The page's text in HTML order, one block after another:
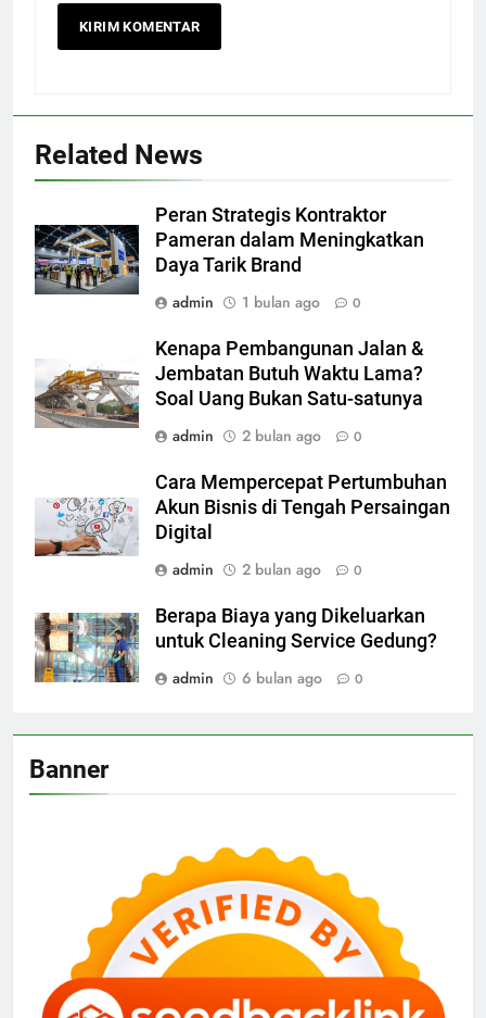
Related News
Peran Strategis Kontraktor
Pameran dalam Meningkatkan
Daya Tarik Brand
admin
1 bulan ago 0
Kenapa Pembangunan Jalan &
Jembatan Butuh Waktu Lama?
Soal Uang Bukan Satu-satunya
admin
2 bulan ago 0
Cara Mempercepat Pertumbuhan
Akun Bisnis di Tengah Persaingan
Digital
admin
2 bulan ago 0
Berapa Biaya yang Dikeluarkan
untuk Cleaning Service Gedung?
admin
6 bulan ago 0
Banner